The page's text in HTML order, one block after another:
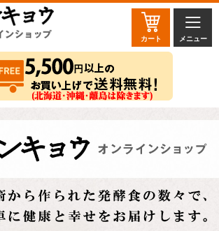
カート メニュー